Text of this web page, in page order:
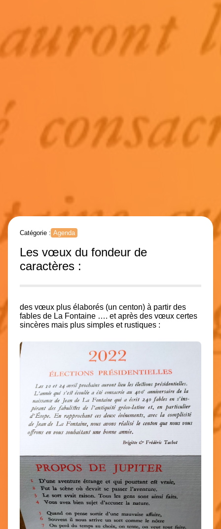
Catégorie : Agenda
Les vœux du fondeur de
caractères :
des vœux plus élaborés (un centon) à partir des
fables de La Fontaine …. et après des vœux certes
sincères mais plus simples et rustiques :